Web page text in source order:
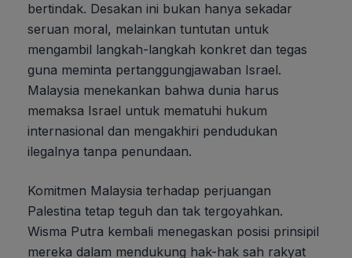
bertindak. Desakan ini bukan hanya sekadar
seruan moral, melainkan tuntutan untuk
mengambil langkah-langkah konkret dan tegas
guna meminta pertanggungjawaban Israel.
Malaysia menekankan bahwa dunia harus
memaksa Israel untuk mematuhi hukum
internasional dan mengakhiri pendudukan
ilegalnya tanpa penundaan.
Komitmen Malaysia terhadap perjuangan
Palestina tetap teguh dan tak tergoyahkan.
Wisma Putra kembali menegaskan posisi prinsipil
mereka dalam mendukung hak-hak sah rakyat